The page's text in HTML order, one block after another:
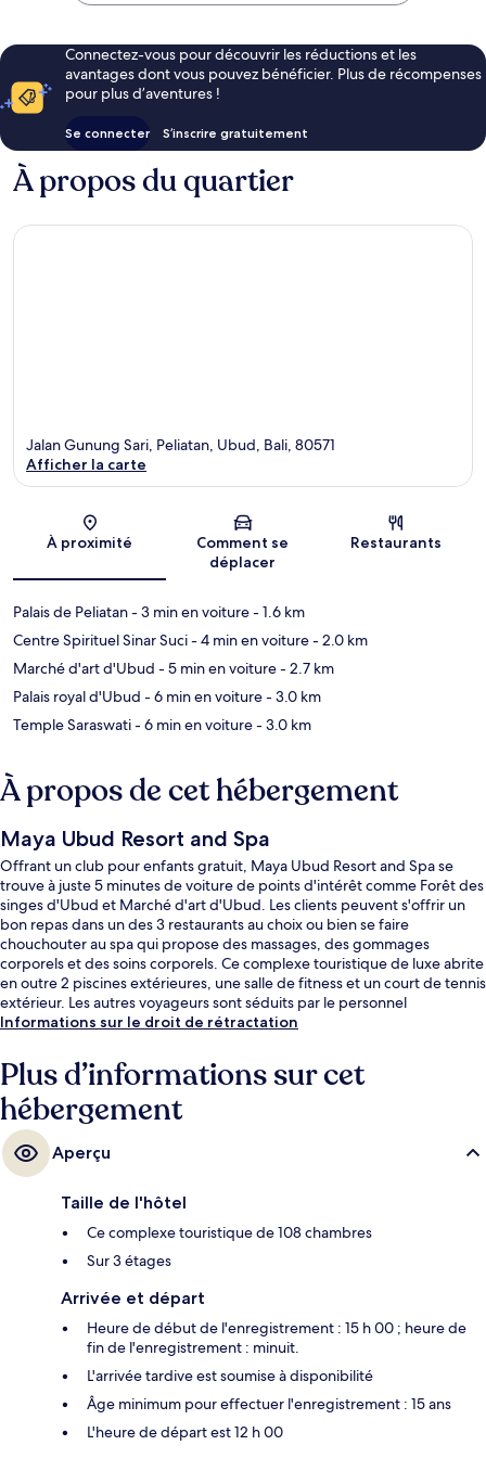
Connectez-vous pour découvrir les réductions et les
avantages dont vous pouvez bénéficier. Plus de récompenses
pour plus d’aventures !
Se connecter S’inscrire gratuitement
À propos du quartier
Carte
Jalan Gunung Sari, Peliatan, Ubud, Bali, 80571
Afficher la carte
À proximité
Comment se
déplacer
Restaurants
Palais de Peliatan- 3 min en voiture- 1.6 km
Centre Spirituel Sinar Suci- 4 min en voiture- 2.0 km
Marché d'art d'Ubud - 5 min en voiture- 2.7 km
Palais royal d'Ubud - 6 min en voiture- 3.0 km
Temple Saraswati- 6 min en voiture- 3.0 km
À propos de cet hébergement
Maya Ubud Resort and Spa
Offrant un club pour enfants gratuit, Maya Ubud Resort and Spa se
trouve à juste 5 minutes de voiture de points d'intérêt comme Forêt des
singes d'Ubud et Marché d'art d'Ubud. Les clients peuvent s'offrir un
bon repas dans un des 3 restaurants au choix ou bien se faire
chouchouter au spa qui propose des massages, des gommages
corporels et des soins corporels. Ce complexe touristique de luxe abrite
en outre 2 piscines extérieures, une salle de fitness et un court de tennis
extérieur. Les autres voyageurs sont séduits par le personnel
attentionné et la présentation générale.
Informations sur le droit de rétractation
Plus d’informations sur cet
hébergement
Aperçu
Taille de l'hôtel
Ce complexe touristique de 108 chambres
Sur 3 étages
Arrivée et départ
Heure de début de l'enregistrement : 15 h 00 ; heure de
fin de l'enregistrement : minuit.
L'arrivée tardive est soumise à disponibilité
Âge minimum pour effectuer l'enregistrement : 15 ans
L'heure de départ est 12 h 00